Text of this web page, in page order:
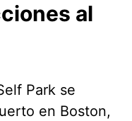
al
Park se
en Boston,